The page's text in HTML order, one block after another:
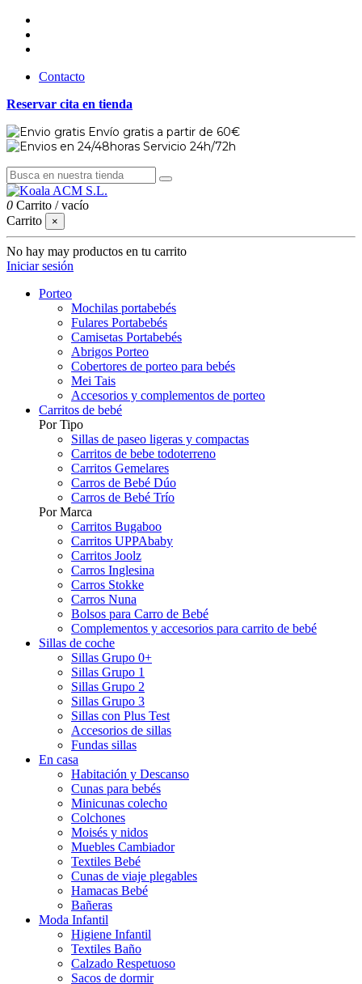
Contacto
Reservar cita en tienda
Envío gratis a partir de 60€
Servicio 24h/72h
0 Carrito /vacío
Carrito
×
No hay may productos en tu carrito
Iniciar sesión
Porteo
Mochilas portabebés
Fulares Portabebés
Camisetas Portabebés
Abrigos Porteo
Cobertores de porteo para bebés
Mei Tais
Accesorios y complementos de porteo
Carritos de bebé
Por Tipo
Sillas de paseo ligeras y compactas
Carritos de bebe todoterreno
Carritos Gemelares
Carros de Bebé Dúo
Carros de Bebé Trío
Por Marca
Carritos Bugaboo
Carritos UPPAbaby
Carritos Joolz
Carros Inglesina
Carros Stokke
Carros Nuna
Bolsos para Carro de Bebé
Complementos y accesorios para carrito de bebé
Sillas de coche
Sillas Grupo 0+
Sillas Grupo 1
Sillas Grupo 2
Sillas Grupo 3
Sillas con Plus Test
Accesorios de sillas
Fundas sillas
En casa
Habitación y Descanso
Cunas para bebés
Minicunas colecho
Colchones
Moisés y nidos
Muebles Cambiador
Textiles Bebé
Cunas de viaje plegables
Hamacas Bebé
Bañeras
Moda Infantil
Higiene Infantil
Textiles Baño
Calzado Respetuoso
Sacos de dormir